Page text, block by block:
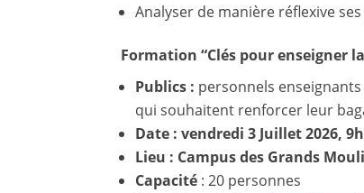
Analyser de manière réflexive
Formation “Clés pour enseigner
Publics : personnels
qui souhaitent renforcer leur
Date : vendredi 3 Juillet 2026,
Lieu : Campus des Grands
Capacité : 20 personnes